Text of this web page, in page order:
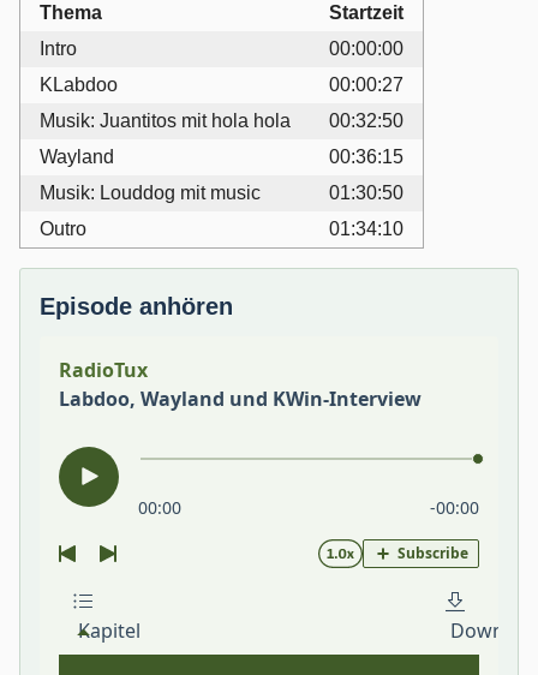
Thema
Startzeit
Intro
00:00:00
KLabdoo
00:00:27
Musik: Juantitos mit hola hola
00:32:50
Wayland
00:36:15
Musik: Louddog mit music
01:30:50
Outro
01:34:10
Episode anhören